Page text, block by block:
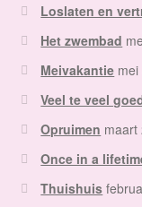
Loslaten en
Het zwembad
Meivakantie
Veel te veel
Opruimen maart
Once in a
Thuishuis